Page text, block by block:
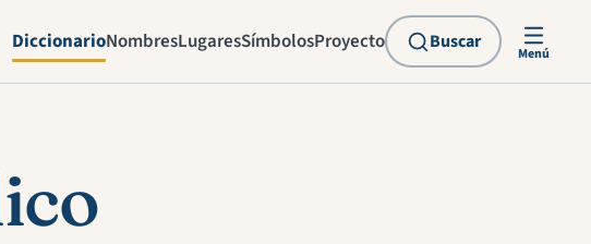
DiccionarioNombresLugaresSímbolosProyecto Buscar
Menú